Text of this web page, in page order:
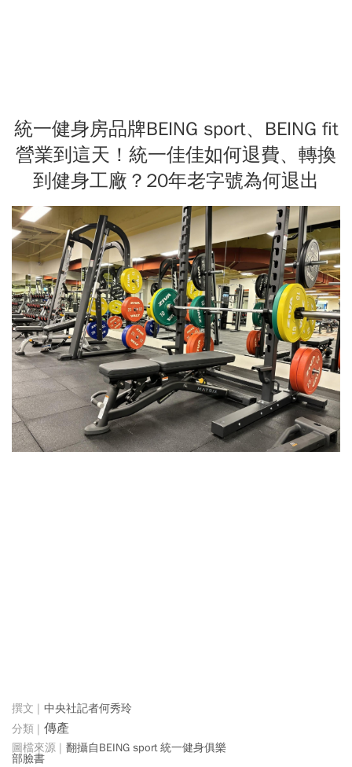
統一健身房品牌BEING sport、BEING fit
營業到這天！統一佳佳如何退費、轉換
到健身工廠？20年老字號為何退出
中央社記者何秀玲
傳產
翻攝自BEING sport 統一健身俱樂
部 臉書